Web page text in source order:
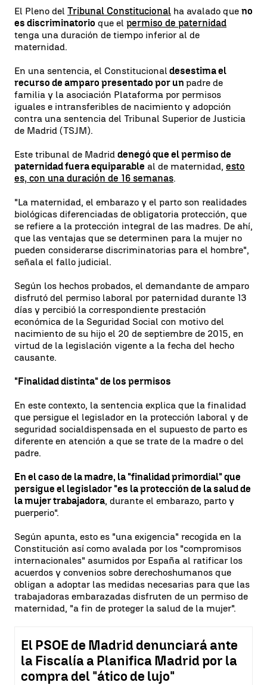
El Pleno del Tribunal Constitucional ha avalado que no
es discriminatorio que el permiso de paternidad
tenga una duración de tiempo inferior al de
maternidad.
En una sentencia, el Constitucional desestima el
recurso de amparo presentado por un padre de
familia y la asociación Plataforma por permisos
iguales e intransferibles de nacimiento y adopción
contra una sentencia del Tribunal Superior de Justicia
de Madrid (TSJM).
Este tribunal de Madrid denegó que el permiso de
paternidad fuera equiparable al de maternidad, esto
es, con una duración de 16 semanas.
"La maternidad, el embarazo y el parto son realidades
biológicas diferenciadas de obligatoria protección, que
se refiere a la protección integral de las madres. De ahí,
que las ventajas que se determinen para la mujer no
pueden considerarse discriminatorias para el hombre",
señala el fallo judicial.
Según los hechos probados, el demandante de amparo
disfrutó del permiso laboral por paternidad durante 13
días y percibió la correspondiente prestación
económica de la Seguridad Social con motivo del
nacimiento de su hijo el 20 de septiembre de 2015, en
virtud de la legislación vigente a la fecha del hecho
causante.
"Finalidad distinta" de los permisos
En este contexto, la sentencia explica que la finalidad
que persigue el legislador en la protección laboral y de
seguridad socialdispensada en el supuesto de parto es
diferente en atención a que se trate de la madre o del
padre.
En el caso de la madre, la "finalidad primordial" que
persigue el legislador "es la protección de la salud de
la mujer trabajadora, durante el embarazo, parto y
puerperio".
Según apunta, esto es "una exigencia" recogida en la
Constitución así como avalada por los "compromisos
internacionales" asumidos por España al ratificar los
acuerdos y convenios sobre derechoshumanos que
obligan a adoptar las medidas necesarias para que las
trabajadoras embarazadas disfruten de un permiso de
maternidad, "a fin de proteger la salud de la mujer".
El PSOE de Madrid denunciará ante
la Fiscalía a Planifica Madrid por la
compra del "ático de lujo"